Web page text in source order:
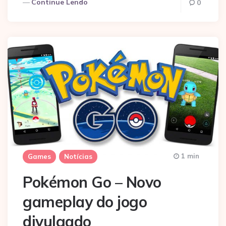
Continue Lendo 0
Games Notícias
Pokémon Go – Novo
gameplay do jogo
divulgado
1 min